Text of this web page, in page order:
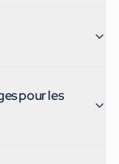
pour les